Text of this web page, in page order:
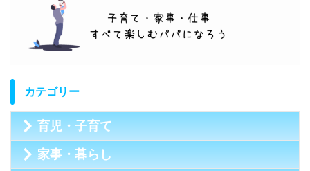
カテゴリー
育児・子育て
家事・暮らし